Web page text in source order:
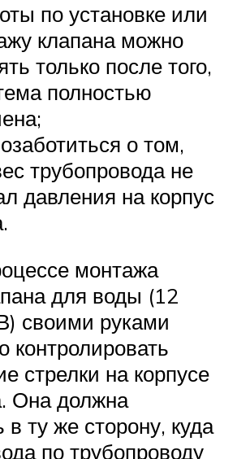
по установке или
клапана можно
только после того,
полностью
о том,
трубопровода не
давления на корпус
монтажа
для воды (12
своими руками
контролировать
стрелки на корпусе
Она должна
в ту же сторону, куда
по трубопроводу